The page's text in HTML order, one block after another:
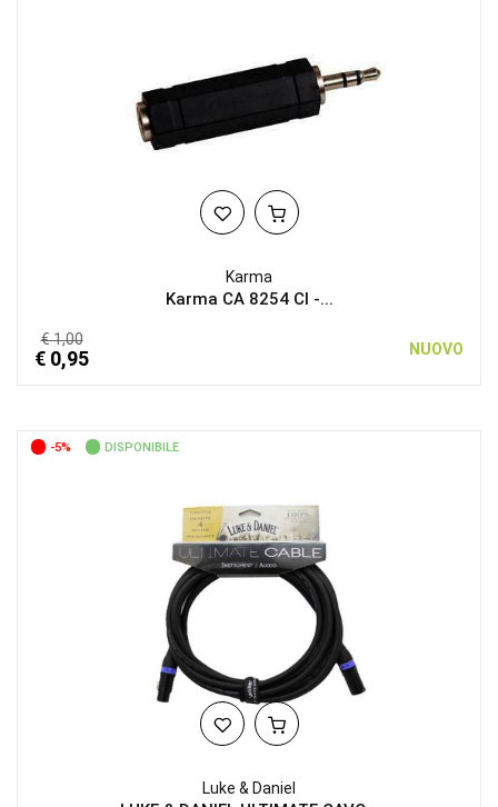
Karma
Karma CA 8254 CI -...
€ 1,00
€ 0,95 NUOVO
-5% DISPONIBILE
Luke & Daniel